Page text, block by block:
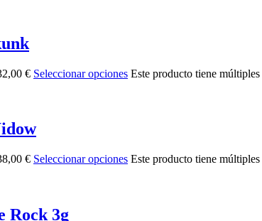
€ Seleccionar opciones Este producto tiene
€ Seleccionar opciones Este producto tiene
Rock 3g